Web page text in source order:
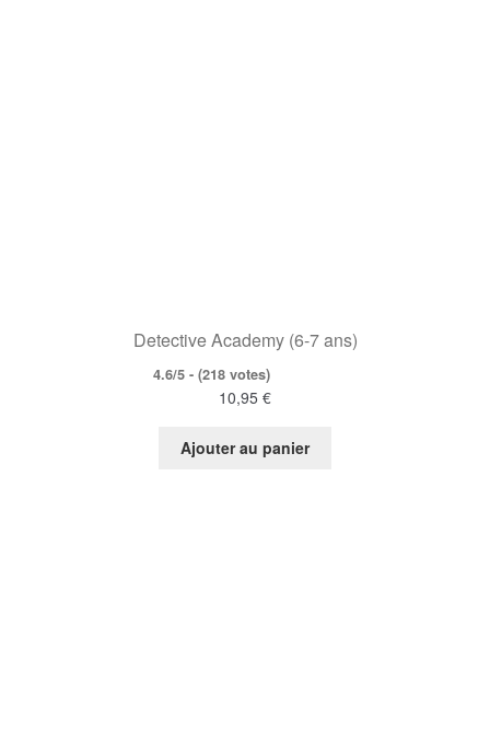
Detective Academy (6-7 ans)
4.6/5 - (218 votes)
10,95 €
Ajouter au panier